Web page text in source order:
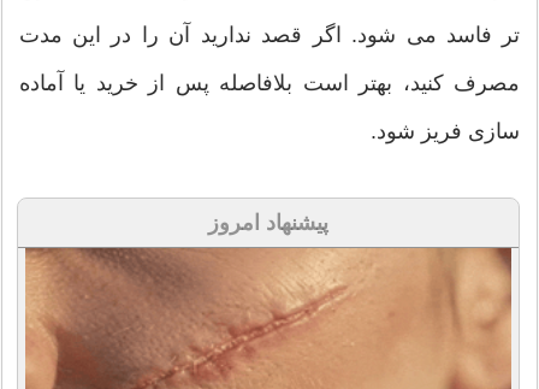
تر فاسد می شود. اگر قصد ندارید آن را در این مدت
مصرف کنید، بهتر است بلافاصله پس از خرید یا آماده
سازی فریز شود.
پیشنهاد امروز